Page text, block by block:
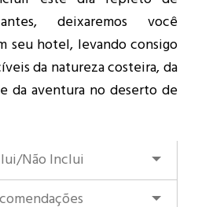
deixaremos você
seu hotel, levando consigo
da natureza costeira, da
da aventura no deserto de
Não Inclui